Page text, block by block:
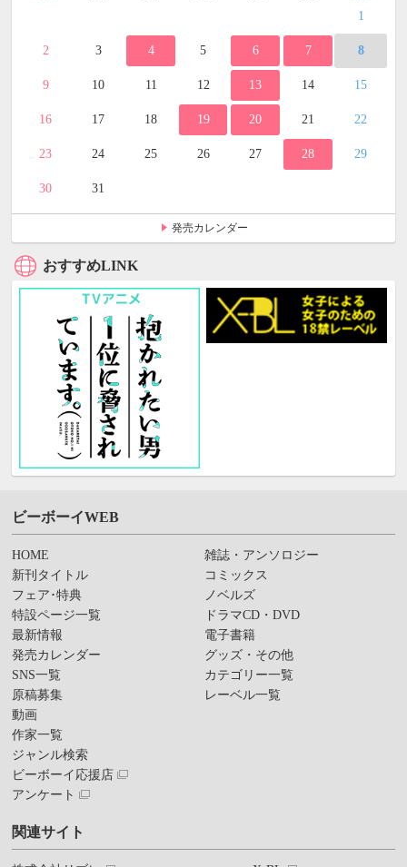
1
2 3 4 5 6 7 8
9 10 11 12 13 14 15
16 17 18 19 20 21 22
23 24 25 26 27 28 29
30 31
発売カレンダー
おすすめLINK
ビーボーイWEB
HOME
新刊タイトル
フェア･特典
特設ページ一覧
最新情報
発売カレンダー
SNS一覧
原稿募集
動画
作家一覧
ジャンル検索
ビーボーイ応援店
アンケート
雑誌・アンソロジー
コミックス
ノベルズ
ドラマCD・DVD
電子書籍
グッズ・その他
カテゴリー一覧
レーベル一覧
関連サイト